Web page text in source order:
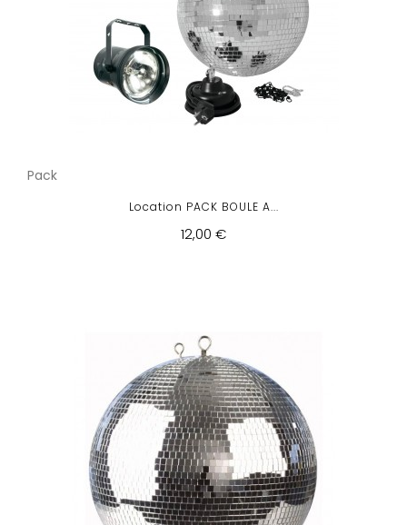
Pack
Location PACK BOULE A...
12,00 €